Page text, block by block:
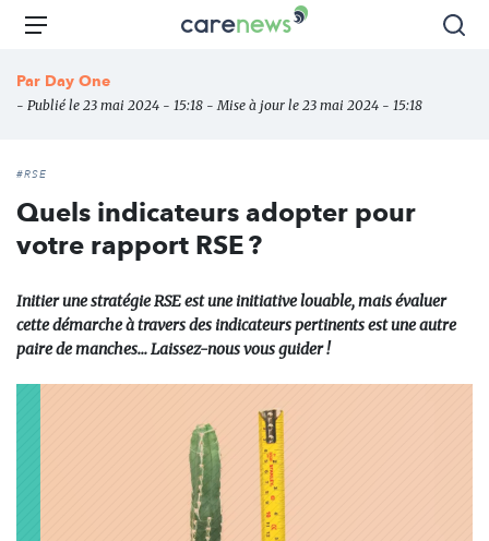
Aller
principal
Carenews,
des
Menu
Par Day One
- Publié le 23 mai 2024 - 15:18 - Mise à jour le 23 mai 2024 - 15:18
#RSE
Quels indicateurs adopter pour
votre rapport RSE ?
Initier une stratégie RSE est une initiative louable, mais évaluer
cette démarche à travers des indicateurs pertinents est une autre
paire de manches... Laissez-nous vous guider !